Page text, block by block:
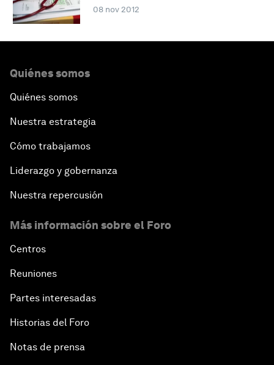
08 nov 2012
Quiénes somos
Quiénes somos
Nuestra estrategia
Cómo trabajamos
Liderazgo y gobernanza
Nuestra repercusión
Más información sobre el Foro
Centros
Reuniones
Partes interesadas
Historias del Foro
Notas de prensa